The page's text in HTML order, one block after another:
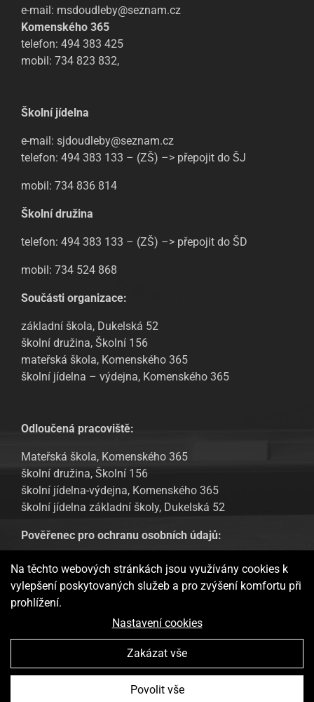
e-mail: msdoudleby@seznam.cz
Komenského 365
telefon: 494 383 425
mobil: 734 823 832,
Školní jídelna
e-mail: sjdoudleby@seznam.cz
telefon: 494 383 133 – (ZŠ) –> přepojit do ŠJ
mobil: 734 836 814
Školní družina
telefon: 494 383 133 – (ZŠ) –> přepojit do ŠD
mobil: 734 524 868
Součásti organizace:
základní škola, Dukelská 52
školní družina, Školní 156
mateřská škola, Komenského 365
školní jídelna – výdejna, Komenského 365
Odloučená pracoviště:
Mateřská škola, Komenského 365
školní družina, Školní 156
školní jídelna-výdejna, Komenského 365
školní jídelna základní školy, Dukelská 52
Pověřenec pro ochranu osobních údajů:
Tomáš Urban, email: tomas.urban@sofbit.cz
GDPR – Informování veřejnosti
Základní škola a Mateřská škola Doudleby nad Orlicí Vytvořila
Na těchto webových stránkách jsou využívány cookies k
vylepšení poskytovaných služeb a pro zvýšení komfortu při
prohlížení.
Nastavení cookies
Zakázat vše
Povolit vše
Webové stránky ukládají v souladu se zákony na vaše zařízení
webových stránek a pro analytické účely a v případě vašeho
stránek s tím vyjadřujete souhlas.Více informací
Rozumím